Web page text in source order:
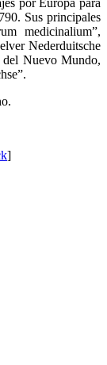
Sus principales
medicinalium”,
Nederduitsche
del Nuevo Mundo,
]